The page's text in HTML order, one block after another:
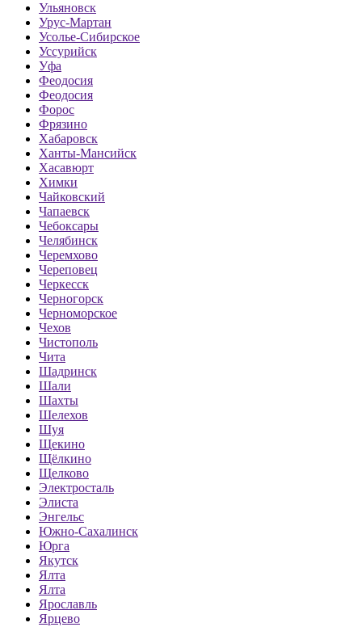
Ульяновск
Урус-Мартан
Усолье-Сибирское
Уссурийск
Уфа
Феодосия
Феодосия
Форос
Фрязино
Хабаровск
Ханты-Мансийск
Хасавюрт
Химки
Чайковский
Чапаевск
Чебоксары
Челябинск
Черемхово
Череповец
Черкесск
Черногорск
Черноморское
Чехов
Чистополь
Чита
Шадринск
Шали
Шахты
Шелехов
Шуя
Щекино
Щёлкино
Щелково
Электросталь
Элиста
Энгельс
Южно-Сахалинск
Юрга
Якутск
Ялта
Ялта
Ярославль
Ярцево